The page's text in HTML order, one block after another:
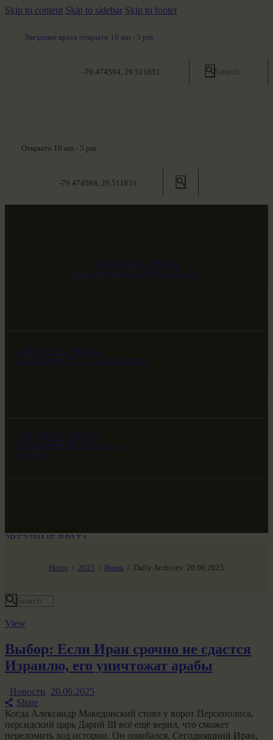
Skip to content Skip to sidebar Skip to footer
Звездные врата открыто 10 am - 5 pm
-79.474594, 29.511651
Открыто 10 am - 5 pm
-79.474594, 29.511651
ЗВЕЗДНЫЕ ВРАТА
НАШ МИР ВЧЕРА СЕГОДНЯ И ЗАВТРА
ЗВЕЗДНЫЕ ВРАТА
НАШ МИР ВЧЕРА СЕГОДНЯ И ЗАВТРА
ЗВЕЗДНЫЕ ВРАТА
НАШ МИР ВЧЕРА СЕГОДНЯ И
ЗАВТРА
Home 2025 Июнь Daily Archives: 20.06.2025
ЗВЕЗДНЫЕ ВРАТА
SG-6
View
Выбор: Если Иран срочно не сдастся
Израилю, его уничтожат арабы
Новости 20.06.2025
Share
Когда Александр Македонский стоял у ворот Персеполиса,
персидский царь Дарий III всё ещё верил, что сможет
переломить ход истории. Он ошибался. Сегодняшний Иран,